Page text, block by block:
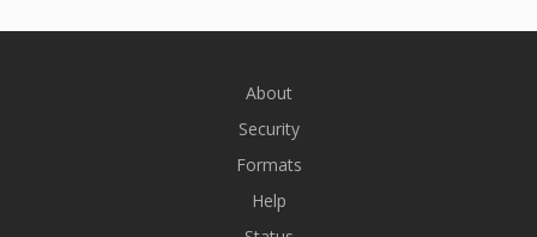
About
Security
Formats
Help